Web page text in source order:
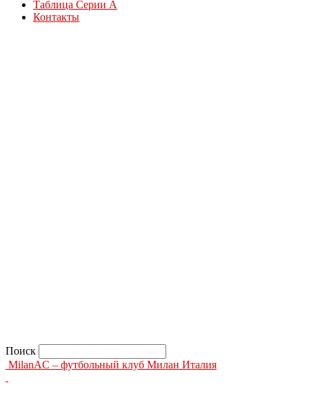
Таблица Серии А
Контакты
Поиск
MilanAC – футбольный клуб Милан Италия